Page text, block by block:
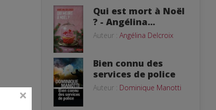
Qui est mort à Noël
? - Angélina...
Auteur : Angélina Delcroix
Bien connu des
services de police
Auteur : Dominique Manotti